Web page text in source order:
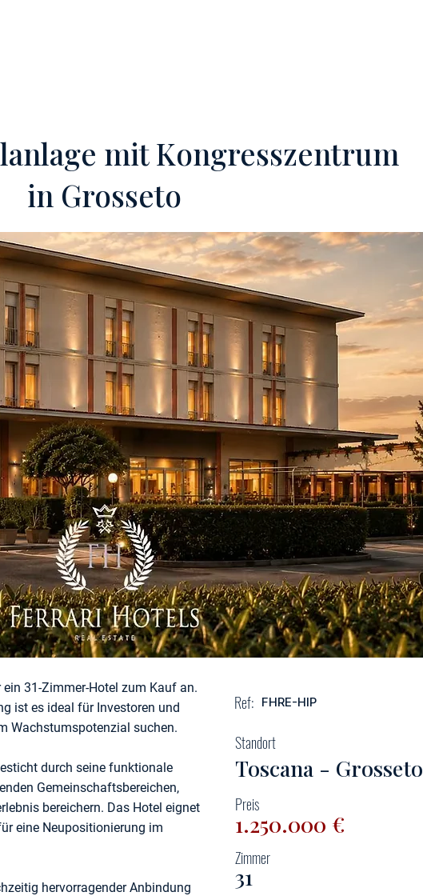
mit Kongresszentrum
in Grosseto
31-Zimmer-Hotel zum Kauf an.
ist es ideal für Investoren und
Wachstumspotenzial suchen.
durch seine funktionale
Gemeinschaftsbereichen,
bereichern. Das Hotel eignet
eine Neupositionierung im
hervorragender Anbindung
Ref: FHRE-HIP
Standort
Toscana - Grosseto
Preis
1.250.000 €
Zimmer
31